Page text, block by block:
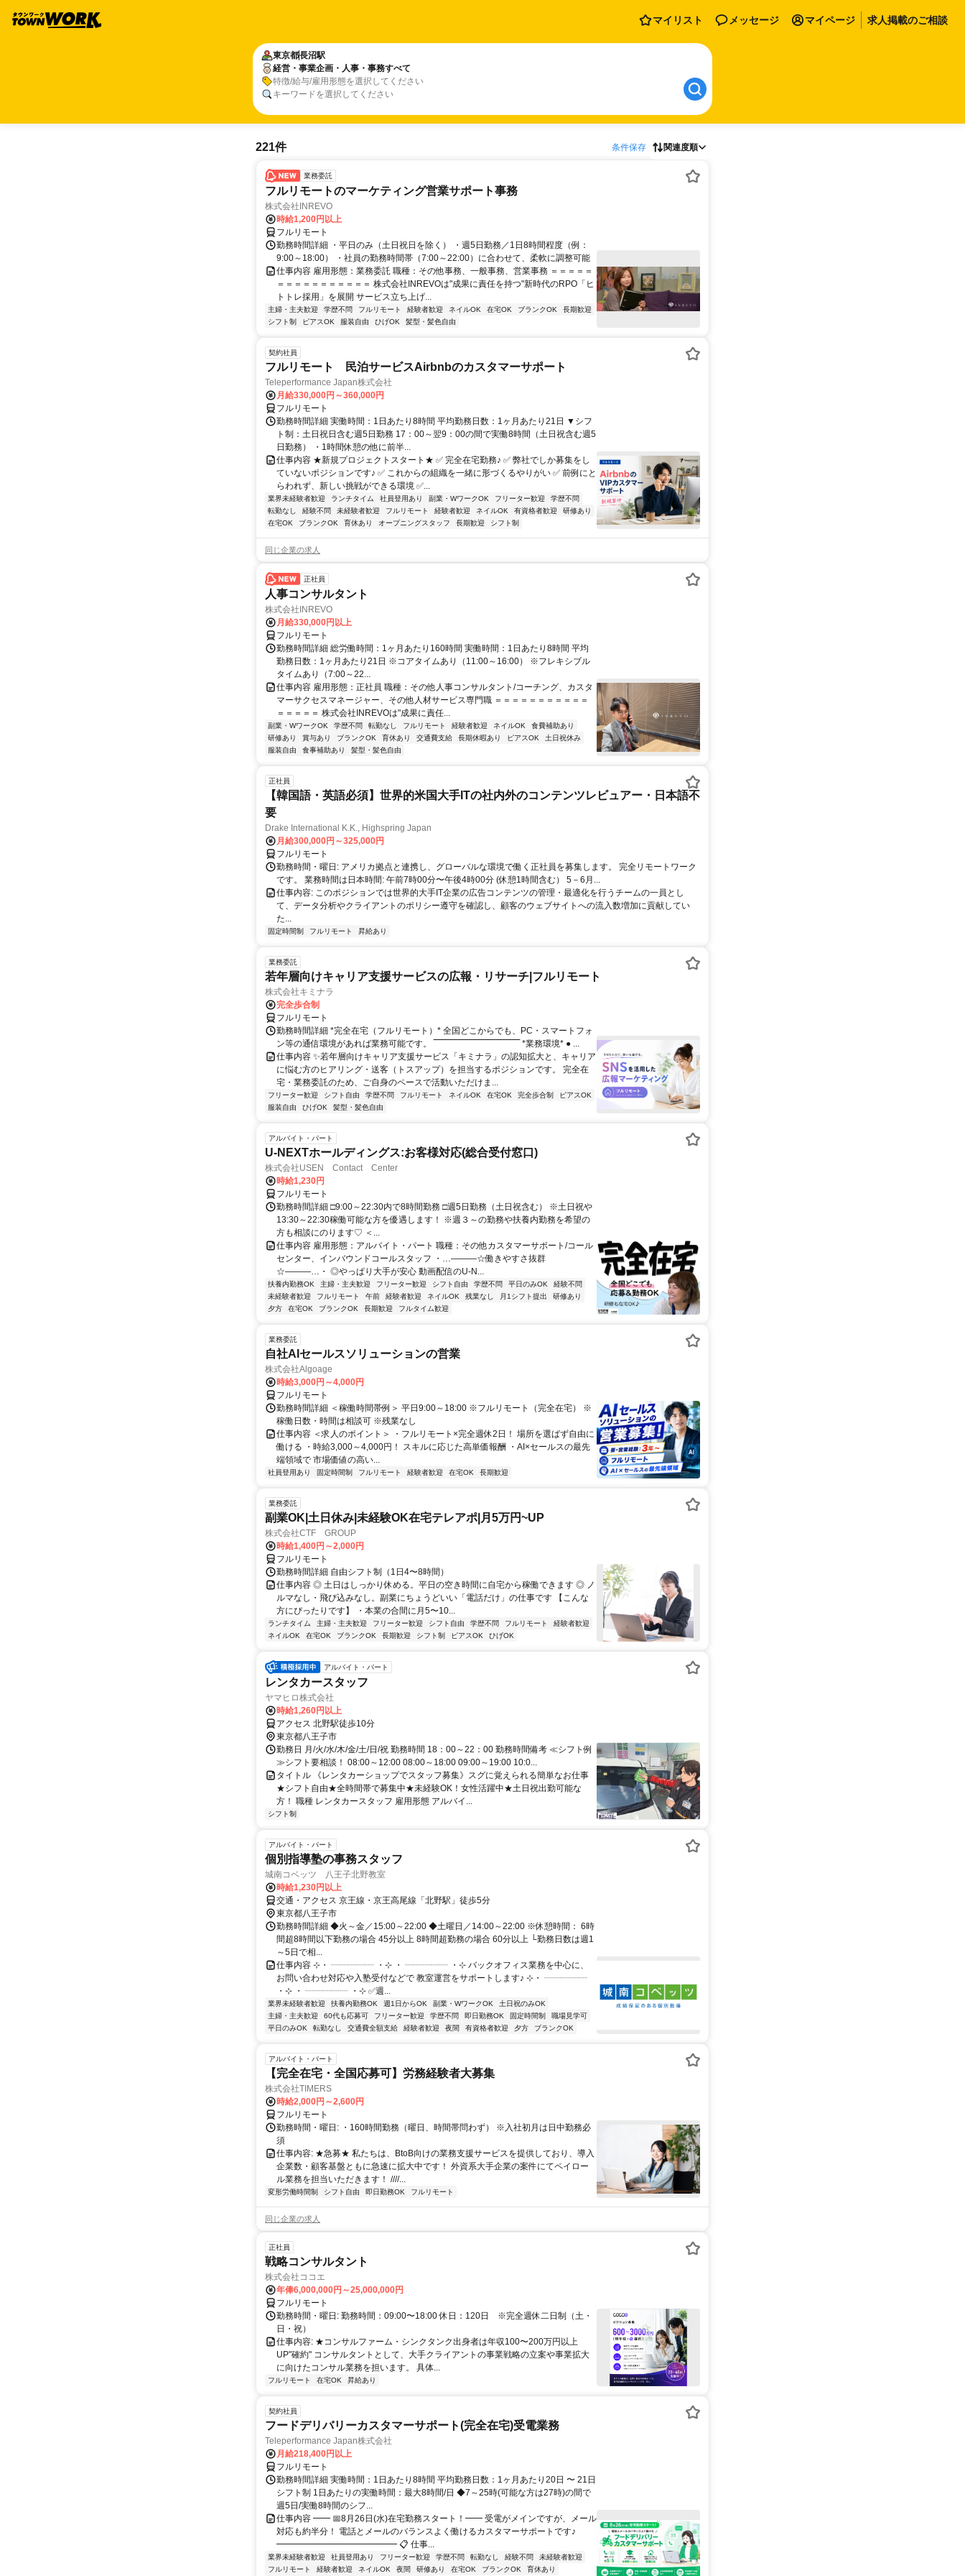
マイリスト メッセージ マイページ 求人掲載のご相談
東京都長沼駅
経営・事業企画・人事・事務すべて
特徴/給与/雇用形態を選択してください
キーワードを選択してください
221件 条件保存 関連度順
業務委託
フルリモートのマーケティング営業サポート事務
株式会社INREVO
時給1,200円以上
フルリモート
勤務時間詳細 ・平日のみ（土日祝日を除く） ・週5日勤務／1日8時間程度（例：
9:00～18:00） ・社員の勤務時間帯（7:00～22:00）に合わせて、柔軟に調整可能
仕事内容 雇用形態：業務委託 職種：その他事務、一般事務、営業事務 ＝＝＝＝＝
＝＝＝＝＝＝＝＝＝＝＝ 株式会社INREVOは"成果に責任を持つ"新時代のRPO「ヒ
トトレ採用」を展開 サービス立ち上げ...
主婦・主夫歓迎 学歴不問 フルリモート 経験者歓迎 ネイルOK 在宅OK ブランクOK
長期歓迎
シフト制
ピアスOK 服装自由 ひげOK 髪型・髪色自由
契約社員
フルリモート 民泊サービスAirbnbのカスタマーサポート
Teleperformance Japan株式会社
月給330,000円～360,000円
フルリモート
勤務時間詳細 実働時間：1日あたり8時間 平均勤務日数：1ヶ月あたり21日 ▼シフ
ト制：土日祝日含む週5日勤務 17：00～翌9：00の間で実働8時間（土日祝含む週5
日勤務） ・1時間休憩の他に前半...
仕事内容 ★新規プロジェクトスタート★ ✅ 完全在宅勤務♪ ✅ 弊社でしか募集をし
ていないポジションです♪ ✅ これからの組織を一緒に形づくるやりがい ✅ 前例にと
らわれず、新しい挑戦ができる環境 ✅...
業界未経験者歓迎 ランチタイム 社員登用あり 副業・WワークOK フリーター歓迎
学歴不問
転勤なし
経験不問 未経験者歓迎 フルリモート 経験者歓迎 ネイルOK 有資格者歓迎
研修あり
在宅OK
ブランクOK 育休あり オープニングスタッフ 長期歓迎 シフト制
同じ企業の求人
正社員
人事コンサルタント
株式会社INREVO
月給330,000円以上
フルリモート
勤務時間詳細 総労働時間：1ヶ月あたり160時間 実働時間：1日あたり8時間 平均
勤務日数：1ヶ月あたり21日 ※コアタイムあり（11:00～16:00） ※フレキシブル
タイムあり（7:00～22...
仕事内容 雇用形態：正社員 職種：その他人事コンサルタント/コーチング、カスタ
マーサクセスマネージャー、その他人材サービス専門職 ＝＝＝＝＝＝＝＝＝＝＝
＝＝＝＝＝ 株式会社INREVOは"成果に責任...
副業・WワークOK 学歴不問 転勤なし フルリモート 経験者歓迎 ネイルOK
食費補助あり
研修あり
賞与あり ブランクOK 育休あり 交通費支給 長期休暇あり ピアスOK
土日祝休み
服装自由
食事補助あり 髪型・髪色自由
正社員
【韓国語・英語必須】世界的米国大手ITの社内外のコンテンツレビュアー・日本語不
要
Drake International K.K., Highspring Japan
月給300,000円～325,000円
フルリモート
勤務時間・曜日: アメリカ拠点と連携し、グローバルな環境で働く正社員を募集します。 完全リモートワーク
です。 業務時間は日本時間: 午前7時00分〜午後4時00分 (休憩1時間含む） 5－6月...
仕事内容: このポジションでは世界的大手IT企業の広告コンテンツの管理・最適化を行うチームの一員とし
て、データ分析やクライアントのポリシー遵守を確認し、顧客のウェブサイトへの流入数増加に貢献してい
た...
固定時間制 フルリモート 昇給あり
業務委託
若年層向けキャリア支援サービスの広報・リサーチ|フルリモート
株式会社キミナラ
完全歩合制
フルリモート
勤務時間詳細 *完全在宅（フルリモート）* 全国どこからでも、PC・スマートフォ
ン等の通信環境があれば業務可能です。 ‾‾‾‾‾‾‾‾‾‾‾‾‾‾‾‾‾‾‾‾‾‾‾‾‾‾‾‾‾‾ *業務環境* ● ...
仕事内容 ✨若年層向けキャリア支援サービス「キミナラ」の認知拡大と、キャリア
に悩む方のヒアリング・送客（トスアップ）を担当するポジションです。 完全在
宅・業務委託のため、ご自身のペースで活動いただけま...
フリーター歓迎 シフト自由 学歴不問 フルリモート ネイルOK 在宅OK 完全歩合制
ピアスOK
服装自由
ひげOK 髪型・髪色自由
アルバイト・パート
U-NEXTホールディングス:お客様対応(総合受付窓口)
株式会社USEN Contact Center
時給1,230円
フルリモート
勤務時間詳細 □9:00～22:30内で8時間勤務 □週5日勤務（土日祝含む） ※土日祝や
13:30～22:30稼働可能な方を優遇します！ ※週３～の勤務や扶養内勤務を希望の
方も相談にのります♡ ＜...
仕事内容 雇用形態：アルバイト・パート 職種：その他カスタマーサポート/コール
センター、インバウンドコールスタッフ ・…―――☆働きやすさ抜群
☆―――…・ ◎やっぱり大手が安心 動画配信のU-N...
扶養内勤務OK 主婦・主夫歓迎 フリーター歓迎 シフト自由 学歴不問 平日のみOK
経験不問
未経験者歓迎
フルリモート 午前 経験者歓迎 ネイルOK 残業なし 月1シフト提出
研修あり
夕方
在宅OK ブランクOK 長期歓迎 フルタイム歓迎
業務委託
自社AIセールスソリューションの営業
株式会社Algoage
時給3,000円～4,000円
フルリモート
勤務時間詳細 ＜稼働時間帯例＞ 平日9:00～18:00 ※フルリモート（完全在宅） ※
稼働日数・時間は相談可 ※残業なし
仕事内容 ＜求人のポイント＞ ・フルリモート×完全週休2日！ 場所を選ばず自由に
働ける ・時給3,000～4,000円！ スキルに応じた高単価報酬 ・AI×セールスの最先
端領域で 市場価値の高い...
社員登用あり 固定時間制 フルリモート 経験者歓迎 在宅OK 長期歓迎
業務委託
副業OK|土日休み|未経験OK在宅テレアポ|月5万円~UP
株式会社CTF GROUP
時給1,400円～2,000円
フルリモート
勤務時間詳細 自由シフト制（1日4〜8時間）
仕事内容 ◎ 土日はしっかり休める。平日の空き時間に自宅から稼働できます ◎ ノ
ルマなし・飛び込みなし。副業にちょうどいい「電話だけ」の仕事です 【こんな
方にぴったりです】 ・本業の合間に月5〜10...
ランチタイム 主婦・主夫歓迎 フリーター歓迎 シフト自由 学歴不問 フルリモート
経験者歓迎
ネイルOK
在宅OK ブランクOK 長期歓迎 シフト制 ピアスOK ひげOK
アルバイト・パート
レンタカースタッフ
ヤマヒロ株式会社
時給1,260円以上
アクセス 北野駅徒歩10分
東京都八王子市
勤務日 月/火/水/木/金/土/日/祝 勤務時間 18：00～22：00 勤務時間備考 ≪シフト例
≫シフト要相談！ 08:00～12:00 08:00～18:00 09:00～19:00 10:0...
タイトル 《レンタカーショップでスタッフ募集》スグに覚えられる簡単なお仕事
★シフト自由★全時間帯で募集中★未経験OK！女性活躍中★土日祝出勤可能な
方！ 職種 レンタカースタッフ 雇用形態 アルバイ...
シフト制
アルバイト・パート
個別指導塾の事務スタッフ
城南コベッツ 八王子北野教室
時給1,230円以上
交通・アクセス 京王線・京王高尾線「北野駅」徒歩5分
東京都八王子市
勤務時間詳細 ◆火～金／15:00～22:00 ◆土曜日／14:00～22:00 ※休憩時間： 6時
間超8時間以下勤務の場合 45分以上 8時間超勤務の場合 60分以上 └勤務日数は週1
～5日で相...
仕事内容 ⊹・ ┈┈┈┈┈ ・⊹ ・ ┈┈┈┈┈ ・⊹ バックオフィス業務を中心に、
お問い合わせ対応や入塾受付などで 教室運営をサポートします♪ ⊹・ ┈┈┈┈┈
・⊹ ・ ┈┈┈┈┈ ・⊹ ✅週...
業界未経験者歓迎 扶養内勤務OK 週1日からOK 副業・WワークOK
土日祝のみOK
主婦・主夫歓迎
60代も応募可 フリーター歓迎 学歴不問 即日勤務OK 固定時間制
職場見学可
平日のみOK
転勤なし 交通費全額支給 経験者歓迎 夜間 有資格者歓迎 夕方 ブランクOK
アルバイト・パート
【完全在宅・全国応募可】労務経験者大募集
株式会社TIMERS
時給2,000円～2,600円
フルリモート
勤務時間・曜日: ・160時間勤務（曜日、時間帯問わず） ※入社初月は日中勤務必
須
仕事内容: ★急募★ 私たちは、BtoB向けの業務支援サービスを提供しており、導入
企業数・顧客基盤ともに急速に拡大中です！ 外資系大手企業の案件にてペイロー
ル業務を担当いただきます！ ////...
変形労働時間制 シフト自由 即日勤務OK フルリモート
同じ企業の求人
正社員
戦略コンサルタント
株式会社ココエ
年俸6,000,000円～25,000,000円
フルリモート
勤務時間・曜日: 勤務時間：09:00〜18:00 休日：120日 ※完全週休二日制（土・
日・祝）
仕事内容: ★コンサルファーム・シンクタンク出身者は年収100〜200万円以上
UP"確約" コンサルタントとして、大手クライアントの事業戦略の立案や事業拡大
に向けたコンサル業務を担います。 具体...
フルリモート 在宅OK 昇給あり
契約社員
フードデリバリーカスタマーサポート(完全在宅)受電業務
Teleperformance Japan株式会社
月給218,400円以上
フルリモート
勤務時間詳細 実働時間：1日あたり8時間 平均勤務日数：1ヶ月あたり20日 〜 21日
シフト制 1日あたりの実働時間：最大8時間/日 ◆7～25時(可能な方は27時)の間で
週5日/実働8時間のシフ...
仕事内容 ━━ 📅8月26日(水)在宅勤務スタート！━━ 受電がメインですが、メール
対応も約半分！ 電話とメールのバランスよく働けるカスタマーサポートです♪
━━━━━━━━━━━━━━ 📋 仕事...
業界未経験者歓迎 社員登用あり フリーター歓迎 学歴不問 転勤なし 経験不問
未経験者歓迎
フルリモート
経験者歓迎 ネイルOK 夜間 研修あり 在宅OK ブランクOK 育休あり